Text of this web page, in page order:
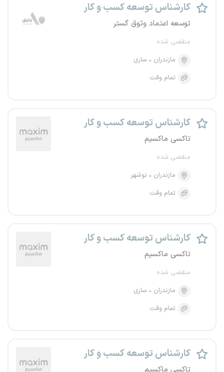
کارشناس توسعه کسب و کار
توسعه اعتماد وثوق گستر
منقضی شده
مازندران
ساری
تمام وقت
کارشناس توسعه کسب و کار
تاکسی ماکسیم
منقضی شده
مازندران
نوشهر
تمام وقت
کارشناس توسعه کسب و کار
تاکسی ماکسیم
منقضی شده
مازندران
ساری
تمام وقت
کارشناس توسعه کسب و کار